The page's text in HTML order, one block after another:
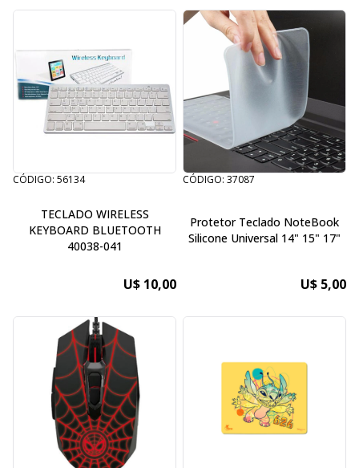
CÓDIGO: 56134
TECLADO WIRELESS
KEYBOARD BLUETOOTH
40038-041
U$ 10,00
CÓDIGO: 37087
Protetor Teclado NoteBook
Silicone Universal 14" 15" 17"
U$ 5,00